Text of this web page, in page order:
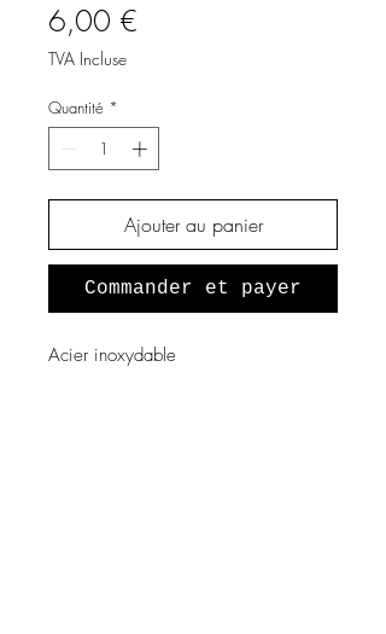
6,00 €
TVA Incluse
Quantité *
Ajouter au panier
Commander et payer
Acier inoxydable